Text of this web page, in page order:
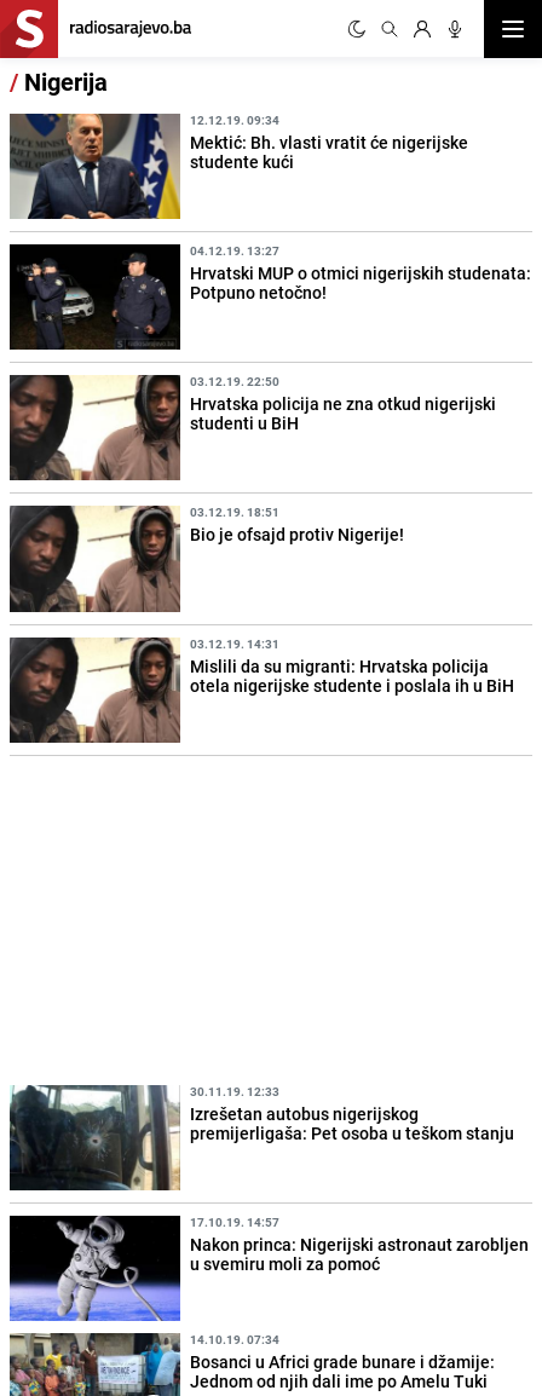
/ Nigerija
12.12.19. 09:34
Mektić: Bh. vlasti vratit će nigerijske
studente kući
04.12.19. 13:27
Hrvatski MUP o otmici nigerijskih studenata:
Potpuno netočno!
03.12.19. 22:50
Hrvatska policija ne zna otkud nigerijski
studenti u BiH
03.12.19. 18:51
Bio je ofsajd protiv Nigerije!
03.12.19. 14:31
Mislili da su migranti: Hrvatska policija
otela nigerijske studente i poslala ih u BiH
30.11.19. 12:33
Izrešetan autobus nigerijskog
premijerligaša: Pet osoba u teškom stanju
17.10.19. 14:57
Nakon princa: Nigerijski astronaut zarobljen
u svemiru moli za pomoć
14.10.19. 07:34
Bosanci u Africi grade bunare i džamije:
Jednom od njih dali ime po Amelu Tuki